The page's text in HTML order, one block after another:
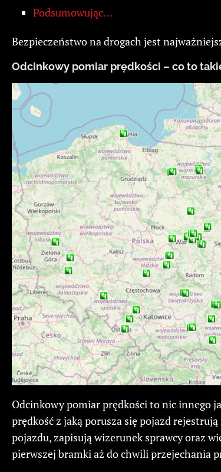
Podsumowując…
Bezpieczeństwo na drogach jest
Odcinkowy pomiar prędkości – co to
Odcinkowy pomiar prędkości to nic innego
prędkość z jaką porusza się pojazd
pojazdu, zapisują wizerunek sprawcy oraz
pierwszej bramki aż do chwili przejechania